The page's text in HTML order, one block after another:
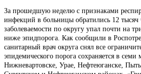
За прошедшую неделю с признаками
инфекций в больницы обратились 12 тысяч
заболеваемости по округу упал почти на
ниже эпидпорога. Как сообщили в
санитарный врач округа снял все
эпидемического порога сохраняется в
Нижневартовске, Урае, Нефтеюганске,